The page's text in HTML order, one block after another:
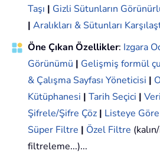
Taşı | Gizli Sütunların
| Aralıkları & Sütunları
Öne Çıkan Özellikler: Izgara
Görünümü | Gelişmiş formül
& Çalışma Sayfası Yöneticisi |
Kütüphanesi | Tarih Seçici |
Şifrele/Şifre Çöz | Listeye
Süper Filtre | Özel Filtre
filtreleme...)...